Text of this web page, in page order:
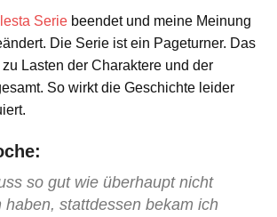
Serie beendet und meine Meinung
Die Serie ist ein Pageturner. Das
Lasten der Charaktere und der
So wirkt die Geschichte leider
so gut wie überhaupt nicht
haben, stattdessen bekam ich